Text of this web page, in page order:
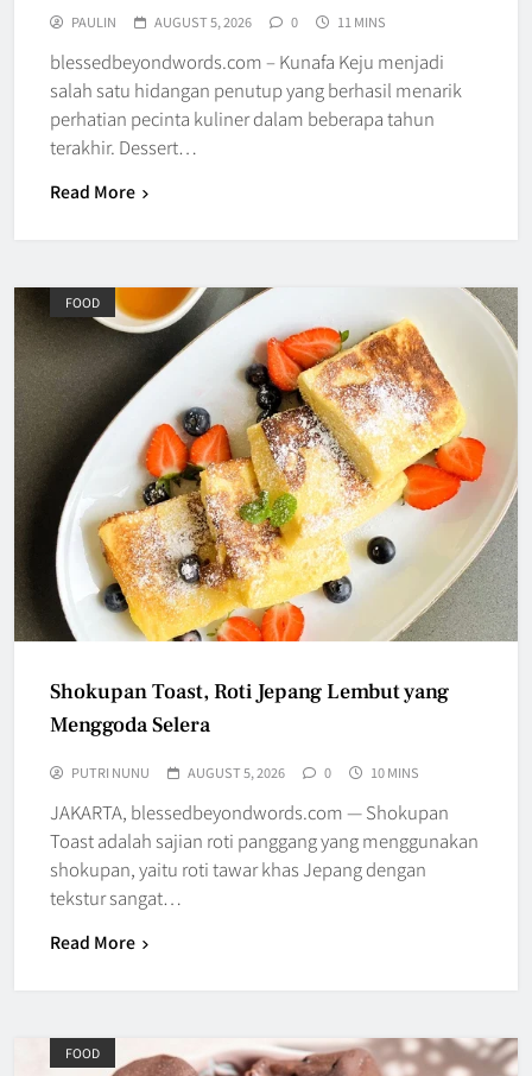
PAULIN AUGUST 5, 2026 0 11 MINS
blessedbeyondwords.com – Kunafa Keju menjadi
salah satu hidangan penutup yang berhasil menarik
perhatian pecinta kuliner dalam beberapa tahun
terakhir. Dessert…
Read More
FOOD
Shokupan Toast, Roti Jepang Lembut yang
Menggoda Selera
PUTRI NUNU AUGUST 5, 2026 0 10 MINS
JAKARTA, blessedbeyondwords.com — Shokupan
Toast adalah sajian roti panggang yang menggunakan
shokupan, yaitu roti tawar khas Jepang dengan
tekstur sangat…
Read More
FOOD